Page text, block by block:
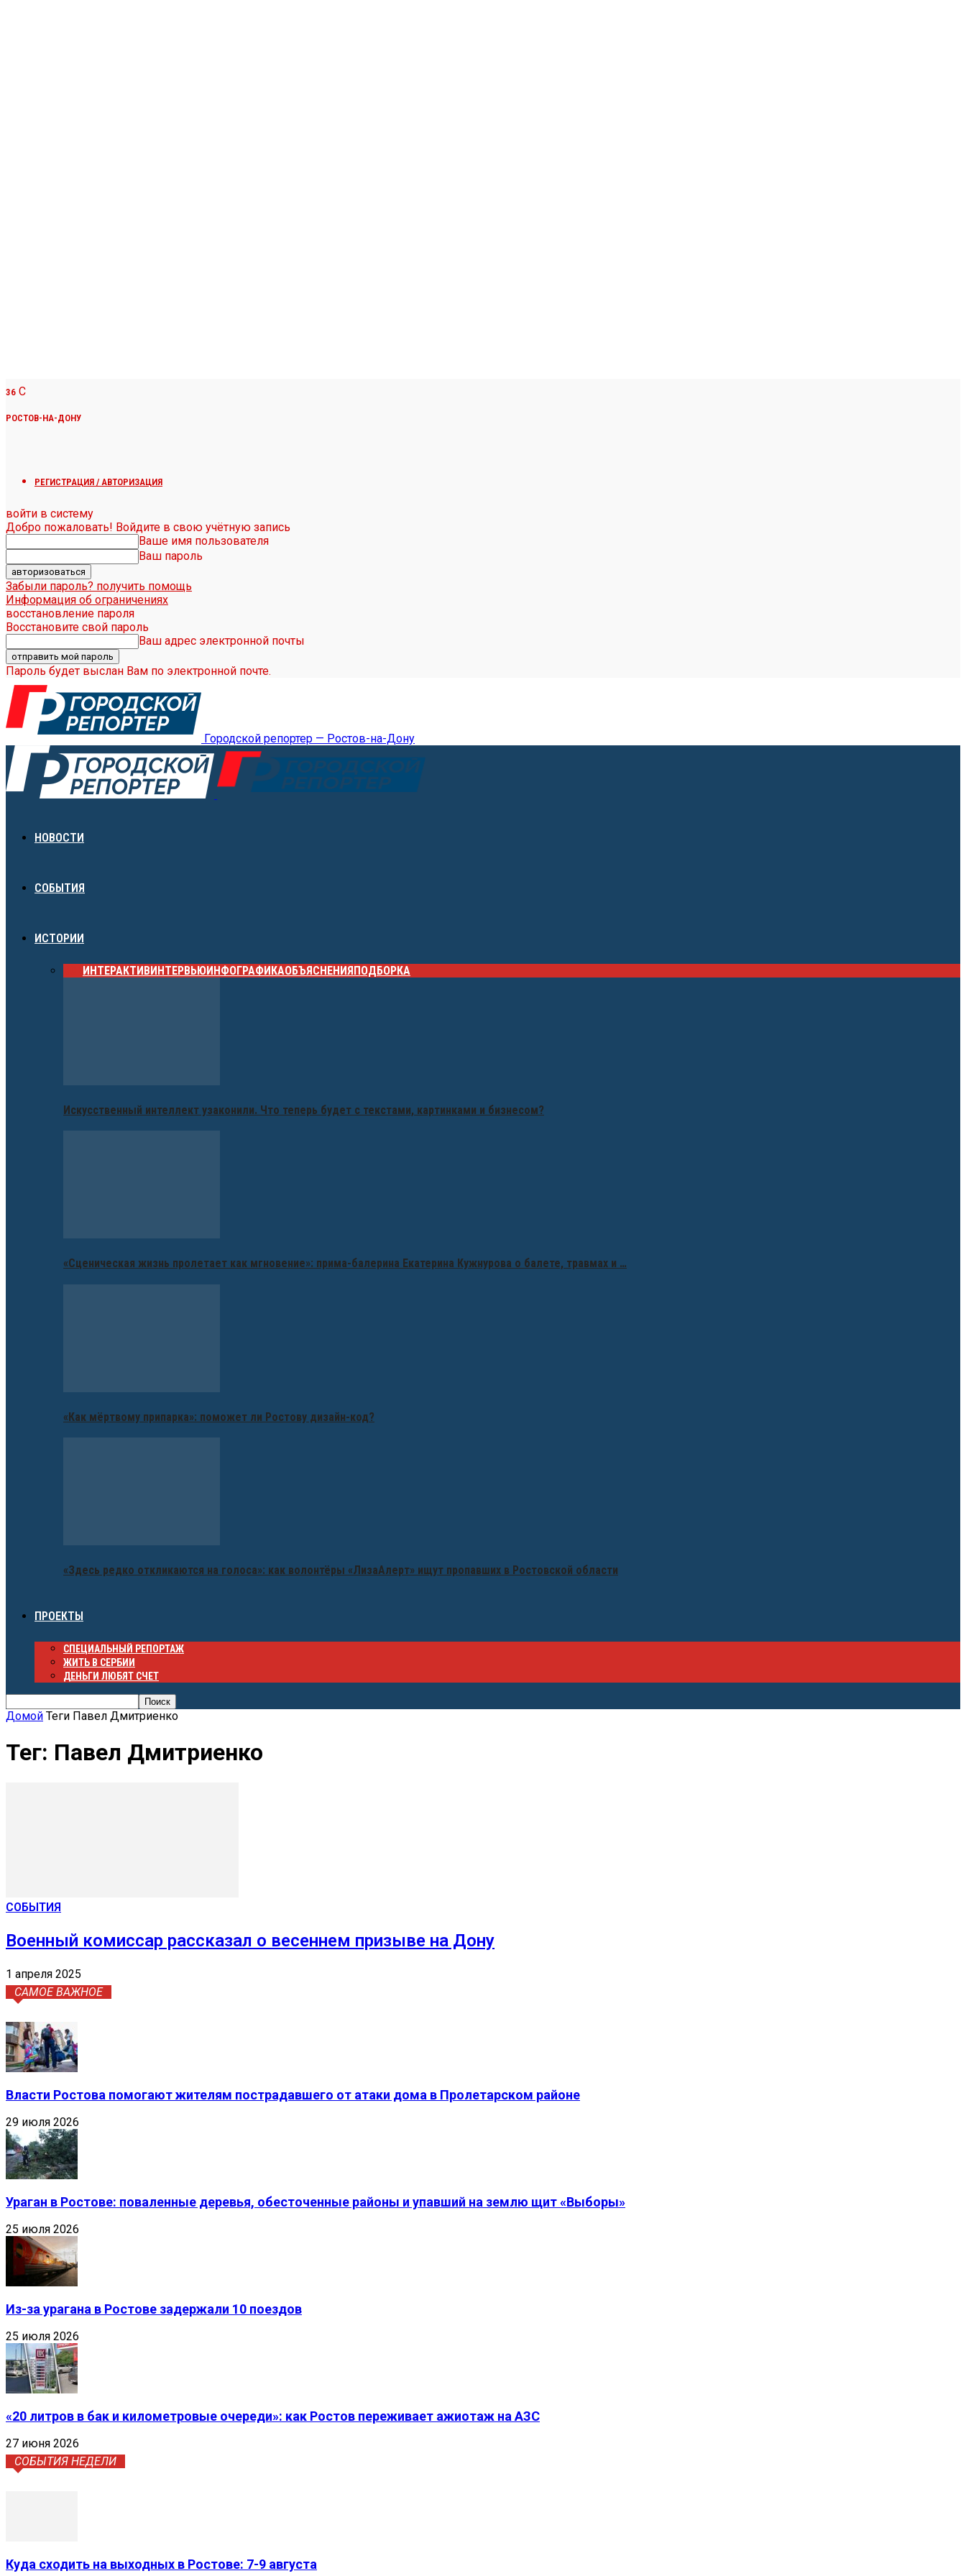
36 C
РОСТОВ-НА-ДОНУ
РЕГИСТРАЦИЯ / АВТОРИЗАЦИЯ
войти в систему
Добро пожаловать! Войдите в свою учётную запись
Ваше имя пользователя
Ваш пароль
Забыли пароль? получить помощь
Информация об ограничениях
восстановление пароля
Восстановите свой пароль
Ваш адрес электронной почты
Пароль будет выслан Вам по электронной почте.
Городской репортер — Ростов-на-Дону
НОВОСТИ
СОБЫТИЯ
ИСТОРИИ
ИНТЕРАКТИВИНТЕРВЬЮИНФОГРАФИКАОБЪЯСНЕНИЯПОДБОРКА
Искусственный интеллект узаконили. Что теперь будет с текстами, картинками и бизнесом?
«Сценическая жизнь пролетает как мгновение»: прима-балерина Екатерина Кужнурова о балете, травмах и …
«Как мёртвому припарка»: поможет ли Ростову дизайн-код?
«Здесь редко откликаются на голоса»: как волонтёры «ЛизаАлерт» ищут пропавших в Ростовской области
ПРОЕКТЫ
СПЕЦИАЛЬНЫЙ РЕПОРТАЖ
ЖИТЬ В СЕРБИИ
ДЕНЬГИ ЛЮБЯТ СЧЕТ
Домой Теги Павел Дмитриенко
Тег: Павел Дмитриенко
СОБЫТИЯ
Военный комиссар рассказал о весеннем призыве на Дону
1 апреля 2025
САМОЕ ВАЖНОЕ
Власти Ростова помогают жителям пострадавшего от атаки дома в Пролетарском районе
29 июля 2026
Ураган в Ростове: поваленные деревья, обесточенные районы и упавший на землю щит «Выборы»
25 июля 2026
Из-за урагана в Ростове задержали 10 поездов
25 июля 2026
«20 литров в бак и километровые очереди»: как Ростов переживает ажиотаж на АЗС
27 июня 2026
СОБЫТИЯ НЕДЕЛИ
Куда сходить на выходных в Ростове: 7-9 августа